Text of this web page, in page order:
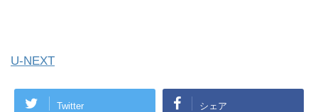
U-NEXT
Twitter シェア